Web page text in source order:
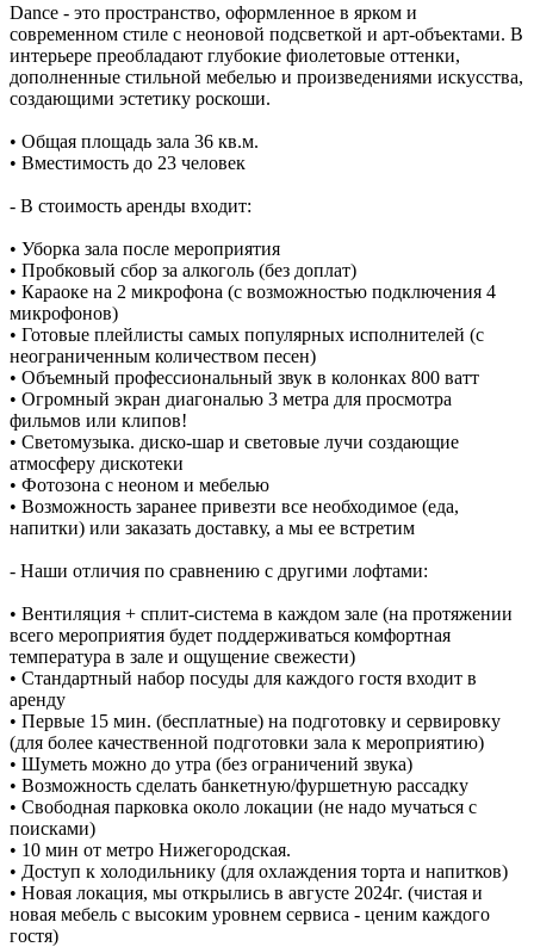
Dance - это пространство, оформленное в ярком и
современном стиле с неоновой подсветкой и арт-объектами. В
интерьере преобладают глубокие фиолетовые оттенки,
дополненные стильной мебелью и произведениями искусства,
создающими эстетику роскоши.
• Общая площадь зала 36 кв.м.
• Вместимость до 23 человек
- В стоимость аренды входит:
• Уборка зала после мероприятия
• Пробковый сбор за алкоголь (без доплат)
• Караоке на 2 микрофона (с возможностью подключения 4
микрофонов)
• Готовые плейлисты самых популярных исполнителей (с
неограниченным количеством песен)
• Объемный профессиональный звук в колонках 800 ватт
• Огромный экран диагональю 3 метра для просмотра
фильмов или клипов!
• Светомузыка. диско-шар и световые лучи создающие
атмосферу дискотеки
• Фотозона с неоном и мебелью
• Возможность заранее привезти все необходимое (еда,
напитки) или заказать доставку, а мы ее встретим
- Наши отличия по сравнению с другими лофтами:
• Вентиляция + сплит-система в каждом зале (на протяжении
всего мероприятия будет поддерживаться комфортная
температура в зале и ощущение свежести)
• Стандартный набор посуды для каждого гостя входит в
аренду
• Первые 15 мин. (бесплатные) на подготовку и сервировку
(для более качественной подготовки зала к мероприятию)
• Шуметь можно до утра (без ограничений звука)
• Возможность сделать банкетную/фуршетную рассадку
• Свободная парковка около локации (не надо мучаться с
поисками)
• 10 мин от метро Нижегородская.
• Доступ к холодильнику (для охлаждения торта и напитков)
• Новая локация, мы открылись в августе 2024г. (чистая и
новая мебель с высоким уровнем сервиса - ценим каждого
гостя)